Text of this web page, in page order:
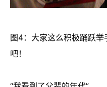
图4：大家这么积极踊跃
吧！